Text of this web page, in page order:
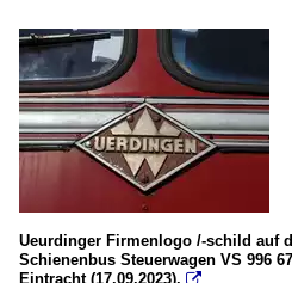
Ueurdinger Firmenlogo /-schild auf
Schienenbus Steuerwagen VS 996
Eintracht (17.09.2023). 